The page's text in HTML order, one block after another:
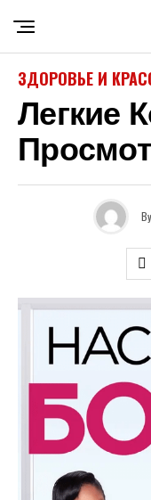
ЗДОРОВЬЕ И
Легкие
By